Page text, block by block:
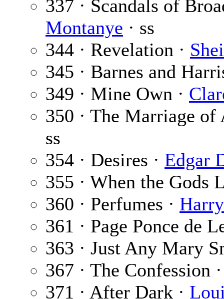
337 · Scandals of
Montanye · ss
344 · Revelation ·
345 · Barnes and
349 · Mine Own ·
350 · The Marriage of
ss
354 · Desires · Edgar
355 · When the Gods
360 · Perfumes ·
361 · Page Ponce de
363 · Just Any Mary
367 · The Confession
371 · After Dark ·